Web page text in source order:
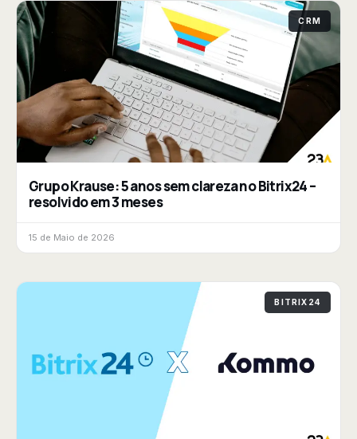
CRM
Grupo Krause: 5 anos sem clareza no Bitrix24 –
resolvido em 3 meses
15 de Maio de 2026
BITRIX24